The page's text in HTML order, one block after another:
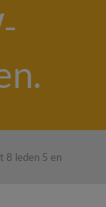
8 leden 5 en